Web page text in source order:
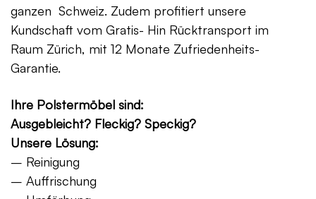
ganzen Schweiz. Zudem profitiert unsere
Kundschaft vom Gratis- Hin Rücktransport im
Raum Zürich, mit 12 Monate Zufriedenheits-
Garantie.
Ihre Polstermöbel sind:
Ausgebleicht? Fleckig? Speckig?
Unsere Lösung:
– Reinigung
– Auffrischung